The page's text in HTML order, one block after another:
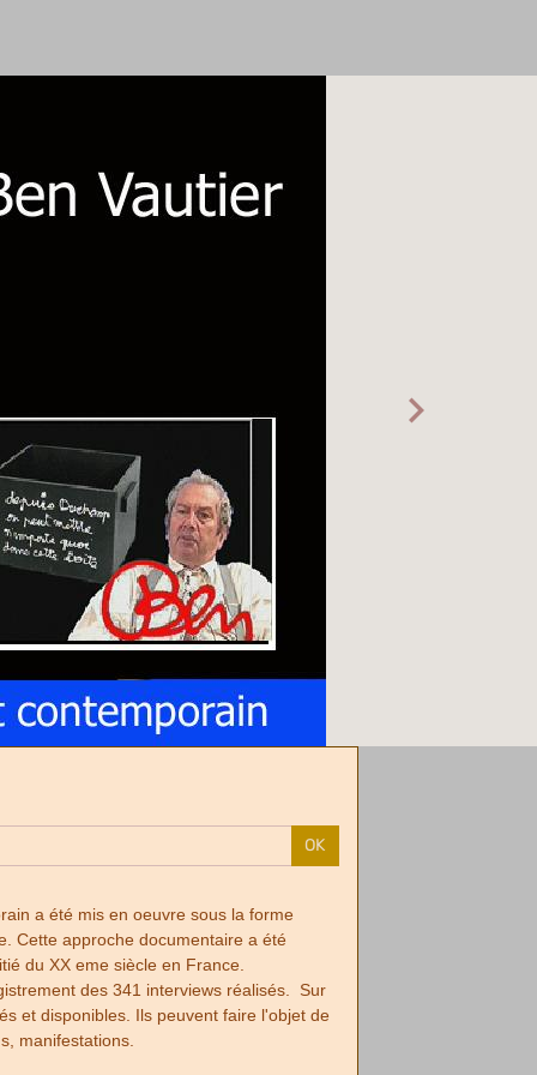
OK
a été mis en oeuvre sous la forme
Cette approche documentaire a été
du XX eme siècle en France.
des 341 interviews réalisés. Sur
et disponibles. Ils peuvent faire l'objet de
manifestations.